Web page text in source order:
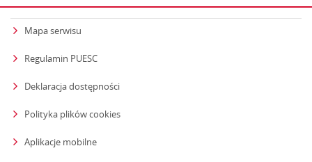
Mapa serwisu
Regulamin PUESC
Deklaracja dostępności
Polityka plików cookies
Aplikacje mobilne